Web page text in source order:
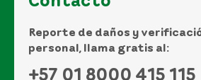
Reporte de daños y
personal, llama gratis al:
+57 01 8000 415 115